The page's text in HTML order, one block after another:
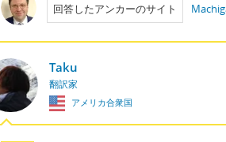
回答したアンカーのサイト
Taku
翻訳家
アメリカ合衆国